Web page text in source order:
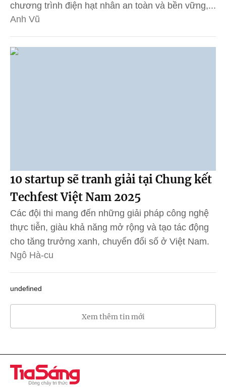
chương trình điện hạt nhân an toàn và bền vững,...
Anh Vũ
10 startup sẽ tranh giải tại Chung kết
Techfest Việt Nam 2025
Các đội thi mang đến những giải pháp công nghệ
thực tiễn, giàu khả năng mở rộng và tạo tác động
cho tăng trưởng xanh, chuyển đổi số ở Việt Nam.
Ngô Hà-cu
undefined
Xem thêm tin mới